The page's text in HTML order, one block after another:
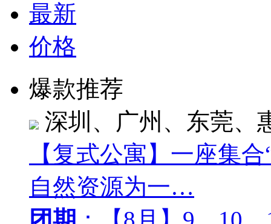
最新
价格
爆款推荐
深圳、广州、东莞、
【复式公寓】一座集
自然资源为一…